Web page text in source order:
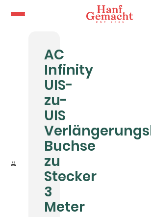
AC
Infinity
UIS-
zu-
UIS
Buchse
zu
Stecker
3
Meter